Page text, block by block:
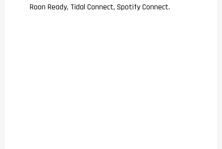
Roon Ready, Tidal Connect, Spotify Connect.